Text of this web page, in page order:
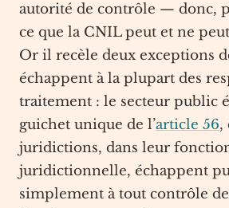
autorité de contrôle — donc,
ce que la CNIL peut et ne
Or il recèle deux exceptions
échappent à la plupart des
traitement : le secteur public
guichet unique de l’article 56,
juridictions, dans leur
juridictionnelle, échappent
simplement à tout contrôle